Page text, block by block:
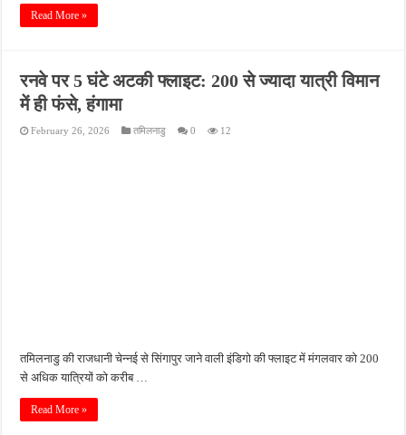
Read More »
रनवे पर 5 घंटे अटकी फ्लाइट: 200 से ज्यादा यात्री विमान
में ही फंसे, हंगामा
February 26, 2026 तमिलनाडु 0 12
तमिलनाडु की राजधानी चेन्नई से सिंगापुर जाने वाली इंडिगो की फ्लाइट में मंगलवार को 200
से अधिक यात्रियों को करीब …
Read More »